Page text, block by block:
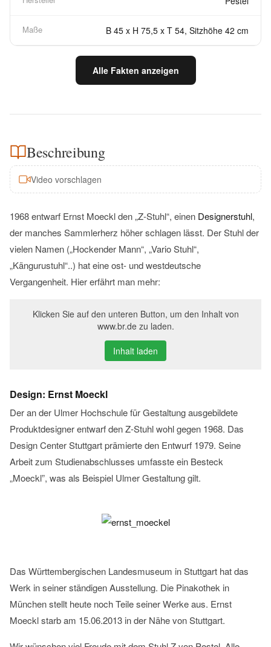
Maße B 45 x H 75,5 x T 54, Sitzhöhe 42 cm
Alle Fakten anzeigen
Beschreibung
Video vorschlagen
1968 entwarf Ernst Moeckl den „Z-Stuhl“, einen Designerstuhl,
der manches Sammlerherz höher schlagen lässt. Der Stuhl der
vielen Namen („Hockender Mann“, „Vario Stuhl“,
„Kängurustuhl“..) hat eine ost- und westdeutsche
Vergangenheit. Hier erfährt man mehr:
Klicken Sie auf den unteren Button, um den Inhalt von
www.br.de zu laden.
Inhalt laden
Design: Ernst Moeckl
Der an der Ulmer Hochschule für Gestaltung ausgebildete
Produktdesigner entwarf den Z-Stuhl wohl gegen 1968. Das
Design Center Stuttgart prämierte den Entwurf 1979. Seine
Arbeit zum Studienabschlusses umfasste ein Besteck
„Moeckl”, was als Beispiel Ulmer Gestaltung gilt.
Das Württembergischen Landesmuseum in Stuttgart hat das
Werk in seiner ständigen Ausstellung. Die Pinakothek in
München stellt heute noch Teile seiner Werke aus. Ernst
Moeckl starb am 15.06.2013 in der Nähe von Stuttgart.